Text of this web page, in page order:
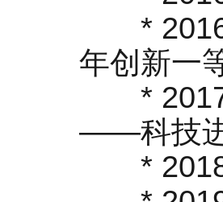
*
年创新一
*
——科技
*